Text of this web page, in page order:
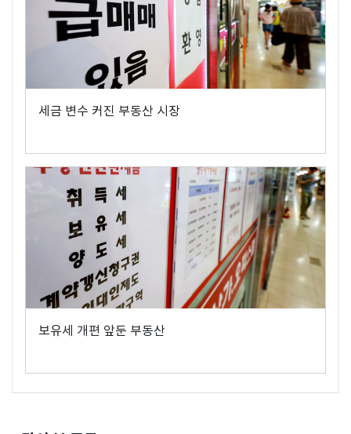
세금 변수 커진 부동산 시장
보유세 개편 앞둔 부동산